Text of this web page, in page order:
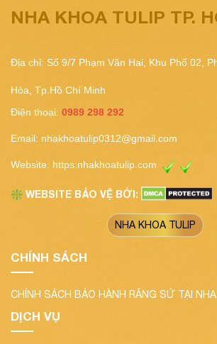
NHA KHOA TULIP TP.
Địa chỉ: Số 9/7 Phạm Văn Hai, Khu Phố 02,
Hòa, Tp.Hồ Chí Minh
Điện thoại: 0989 298 292
Email: nhakhoatulip0312@gmail.com
Website: https:nhakhoatulip.com
❇️ WEBSITE BẢO VỆ BỞI:
NHA KHOA TULIP
CHÍNH SÁCH
CHÍNH SÁCH BẢO HÀNH RĂNG SỨ TẠI
DỊCH VỤ